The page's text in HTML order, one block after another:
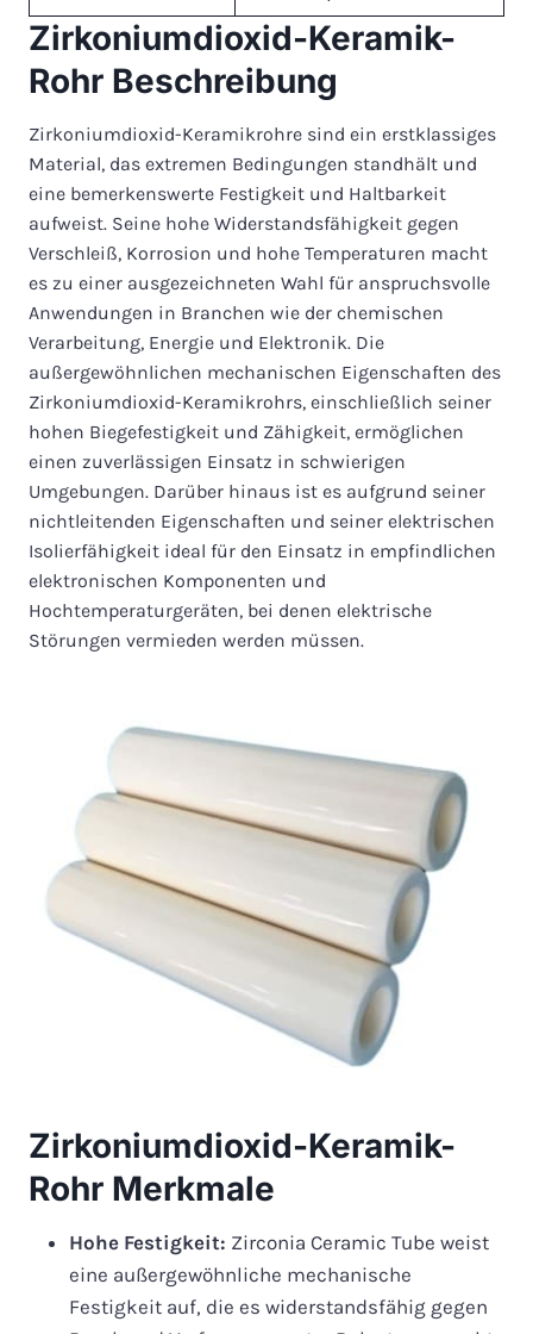
Zirkoniumdioxid-Keramik-
Rohr Beschreibung
Zirkoniumdioxid-Keramikrohre sind ein erstklassiges
Material, das extremen Bedingungen standhält und
eine bemerkenswerte Festigkeit und Haltbarkeit
aufweist. Seine hohe Widerstandsfähigkeit gegen
Verschleiß, Korrosion und hohe Temperaturen macht
es zu einer ausgezeichneten Wahl für anspruchsvolle
Anwendungen in Branchen wie der chemischen
Verarbeitung, Energie und Elektronik. Die
außergewöhnlichen mechanischen Eigenschaften des
Zirkoniumdioxid-Keramikrohrs, einschließlich seiner
hohen Biegefestigkeit und Zähigkeit, ermöglichen
einen zuverlässigen Einsatz in schwierigen
Umgebungen. Darüber hinaus ist es aufgrund seiner
nichtleitenden Eigenschaften und seiner elektrischen
Isolierfähigkeit ideal für den Einsatz in empfindlichen
elektronischen Komponenten und
Hochtemperaturgeräten, bei denen elektrische
Störungen vermieden werden müssen.
Zirkoniumdioxid-Keramik-
Rohr Merkmale
Hohe Festigkeit: Zirconia Ceramic Tube weist
eine außergewöhnliche mechanische
Festigkeit auf, die es widerstandsfähig gegen